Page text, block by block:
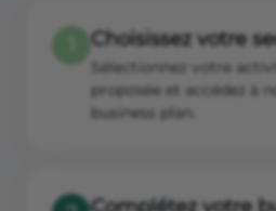
Choisissez votre
Sélectionnez votre
proposée et accédez à
business plan.